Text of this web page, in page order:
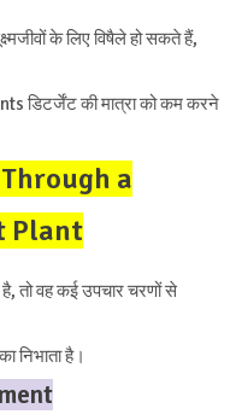
के लिए विषैले हो सकते हैं,
डिटर्जेंट की मात्रा को कम करने
a
Plant
तो वह कई उपचार चरणों से
निभाता है।